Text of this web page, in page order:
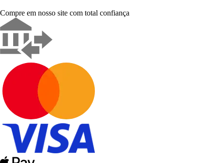
Compre em nosso site com total confiança